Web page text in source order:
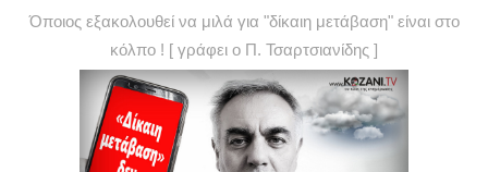
Όποιος εξακολουθεί να μιλά για "δίκαιη μετάβαση" είναι στο
κόλπο ! [ γράφει ο Π. Τσαρτσιανίδης ]